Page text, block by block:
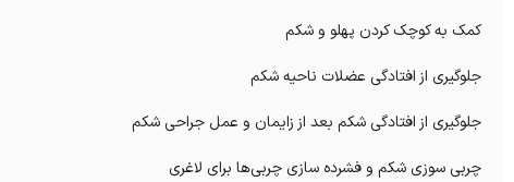
کمک به کوچک کردن پهلو و شکم
جلوگیری از افتادگی عضلات ناحیه شکم
جلوگیری از افتادگی شکم بعد از زایمان و عمل جراحی شکم
چربی‌ سوزی شکم و فشرده‌ سازی چربی‌ها برای لاغری